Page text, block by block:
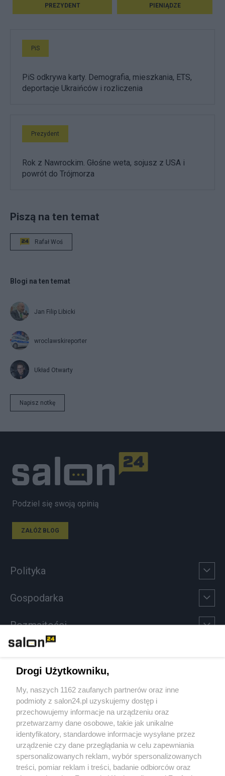
PREZYDENT PIENIĄDZE
PiS
PiS odkrywa karty. Demografia, mieszkania, ETS,
deportacje Ukraińców i rozliczenia
Prezydent
Rok z Nawrockim. Głośne weta, sojusz z USA i
powrót do Trójmorza
Piszą na ten temat
Rafał Woś
Blogi na ten temat
Jan Filip Libicki
wroclawskireporter
Układ Otwarty
Napisz notkę
Podziel się swoją opinią
ZAŁÓŻ BLOG
Polityka
Gospodarka
Rozmaitości
Sport
Społeczeństwo
Kultura
Drogi Użytkowniku,
My, naszych 1162 zaufanych partnerów oraz inne
podmioty z salon24.pl uzyskujemy dostęp i
przechowujemy informacje na urządzeniu oraz
przetwarzamy dane osobowe, takie jak unikalne
identyfikatory, standardowe informacje wysyłane przez
urządzenie czy dane przeglądania w celu zapewniania
spersonalizowanych reklam, wybór spersonalizowanych
treści, pomiar reklam i treści, badanie odbiorców oraz